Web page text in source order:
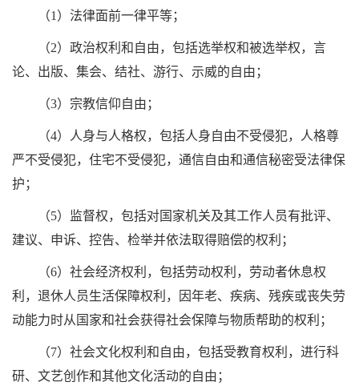
（1）法律面前一律平等；
（2）政治权利和自由，包括选举权和被选举权，言
论、出版、集会、结社、游行、示威的自由；
（3）宗教信仰自由；
（4）人身与人格权，包括人身自由不受侵犯，人格尊
严不受侵犯，住宅不受侵犯，通信自由和通信秘密受法律保
护；
（5）监督权，包括对国家机关及其工作人员有批评、
建议、申诉、控告、检举并依法取得赔偿的权利；
（6）社会经济权利，包括劳动权利，劳动者休息权
利，退休人员生活保障权利，因年老、疾病、残疾或丧失劳
动能力时从国家和社会获得社会保障与物质帮助的权利；
（7）社会文化权利和自由，包括受教育权利，进行科
研、文艺创作和其他文化活动的自由；